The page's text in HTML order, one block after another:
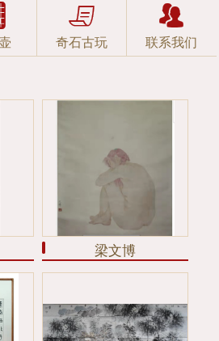
联系我们

奇石古玩

联系我们
梁文博